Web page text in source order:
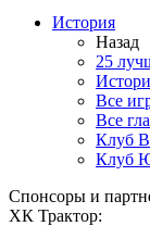
История
Назад
25
Все
Все
Клуб
Клуб
Спонсоры и
ХК Трактор: